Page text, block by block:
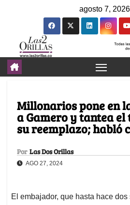
agosto 7, 2026
Millonarios pone en
a Gamero y tantea
su reemplazo; habló
Por Las Dos Orillas
AGO 27, 2024
El embajador, que hasta hace